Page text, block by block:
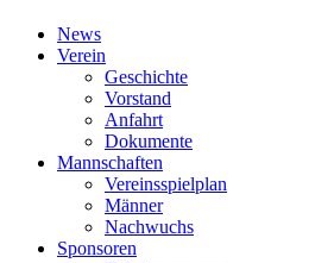
News
Verein
Geschichte
Vorstand
Anfahrt
Dokumente
Mannschaften
Vereinsspielplan
Männer
Nachwuchs
Sponsoren